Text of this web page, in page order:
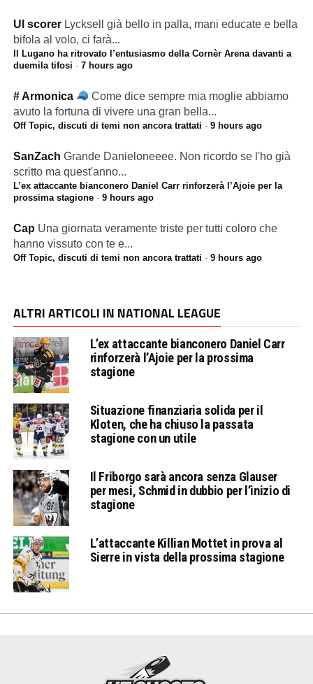
Ul scorer Lycksell già bello in palla, mani educate e bella
bifola al volo, ci farà...
Il Lugano ha ritrovato l’entusiasmo della Cornèr Arena davanti a
duemila tifosi · 7 hours ago
# Armonica
Come dice sempre mia moglie abbiamo
avuto la fortuna di vivere una gran bella...
Off Topic, discuti di temi non ancora trattati · 9 hours ago
SanZach Grande Danieloneeee. Non ricordo se l'ho già
scritto ma quest'anno...
L’ex attaccante bianconero Daniel Carr rinforzerà l’Ajoie per la
prossima stagione· 9 hours ago
Cap Una giornata veramente triste per tutti coloro che
hanno vissuto con te e...
Off Topic, discuti di temi non ancora trattati · 9 hours ago
ALTRI ARTICOLI IN NATIONAL LEAGUE
L’ex attaccante bianconero Daniel Carr
rinforzerà l’Ajoie per la prossima
stagione
Situazione finanziaria solida per il
Kloten, che ha chiuso la passata
stagione con un utile
Il Friborgo sarà ancora senza Glauser
per mesi, Schmid in dubbio per l’inizio di
stagione
L’attaccante Killian Mottet in prova al
Sierre in vista della prossima stagione